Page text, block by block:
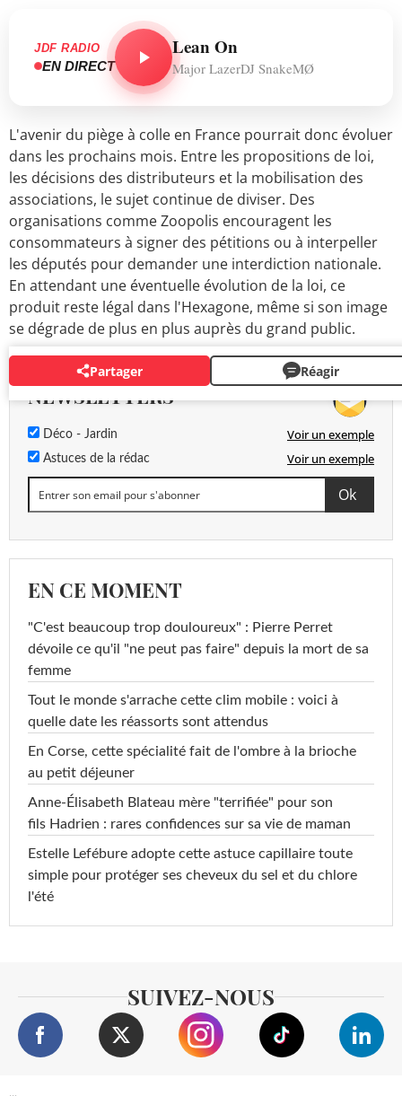
JDF RADIO
EN DIRECT
Lean On
Major LazerDJ SnakeMØ
L'avenir du piège à colle en France pourrait donc évoluer
dans les prochains mois. Entre les propositions de loi,
les décisions des distributeurs et la mobilisation des
associations, le sujet continue de diviser. Des
organisations comme Zoopolis encouragent les
consommateurs à signer des pétitions ou à interpeller
les députés pour demander une interdiction nationale.
En attendant une éventuelle évolution de la loi, ce
produit reste légal dans l'Hexagone, même si son image
se dégrade de plus en plus auprès du grand public.
Partager Réagir
NEWSLETTERS
Déco - Jardin Voir un exemple
Astuces de la rédac Voir un exemple
EN CE MOMENT
"C'est beaucoup trop douloureux" : Pierre Perret
dévoile ce qu'il "ne peut pas faire" depuis la mort de sa
femme
Tout le monde s'arrache cette clim mobile : voici à
quelle date les réassorts sont attendus
En Corse, cette spécialité fait de l'ombre à la brioche
au petit déjeuner
Anne-Élisabeth Blateau mère "terrifiée" pour son
fils Hadrien : rares confidences sur sa vie de maman
Estelle Lefébure adopte cette astuce capillaire toute
simple pour protéger ses cheveux du sel et du chlore
l'été
SUIVEZ-NOUS